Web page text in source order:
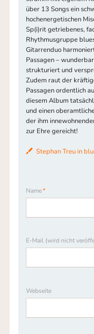
über 13 Songs ein
hochenergetischen
Sp(i)rit getriebenes,
Rhythmusgruppe
Gitarrenduo
Passagen –
strukturiert und
Zudem raut der
Passagen ordentlich
diesem Album
und einen
der ihm
zur Ehre gereicht!
Stephan Treu in
Pflichtfeld
Name*
Pflichtfeld
E-Mail (wird nicht
Webseite